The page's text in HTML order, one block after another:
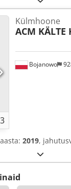
3
Bojanowo
Külmhoone
ACM KÄLTE
2019,